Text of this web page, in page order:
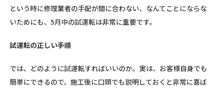
という時に修理業者の手配が間に合わない、なんてことにならな
いためにも、5月中の試運転は非常に重要です。
試運転の正しい手順
では、どのように試運転すればいいのか。実は、お客様自身でも
簡単にできるので、施工後に口頭でも説明しておくと非常に喜ば